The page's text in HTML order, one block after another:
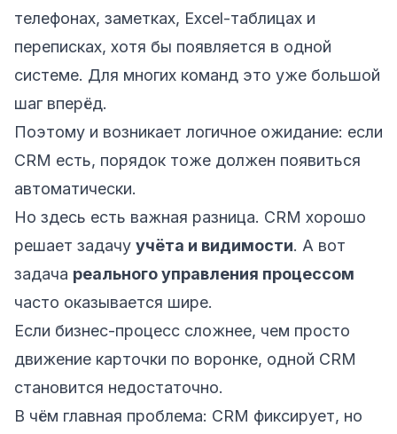
телефонах, заметках, Excel-таблицах и
переписках, хотя бы появляется в одной
системе. Для многих команд это уже большой
шаг вперёд.
Поэтому и возникает логичное ожидание: если
CRM есть, порядок тоже должен появиться
автоматически.
Но здесь есть важная разница. CRM хорошо
решает задачу учёта и видимости. А вот
задача реального управления процессом
часто оказывается шире.
Если бизнес-процесс сложнее, чем просто
движение карточки по воронке, одной CRM
становится недостаточно.
В чём главная проблема: CRM фиксирует, но